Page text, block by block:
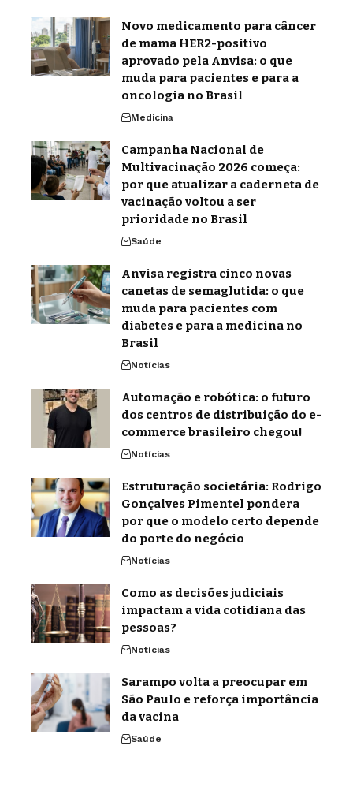
Novo medicamento para câncer
de mama HER2-positivo
aprovado pela Anvisa: o que
muda para pacientes e para a
oncologia no Brasil
Medicina
Campanha Nacional de
Multivacinação 2026 começa:
por que atualizar a caderneta de
vacinação voltou a ser
prioridade no Brasil
Saúde
Anvisa registra cinco novas
canetas de semaglutida: o que
muda para pacientes com
diabetes e para a medicina no
Brasil
Notícias
Automação e robótica: o futuro
dos centros de distribuição do e-
commerce brasileiro chegou!
Notícias
Estruturação societária: Rodrigo
Gonçalves Pimentel pondera
por que o modelo certo depende
do porte do negócio
Notícias
Como as decisões judiciais
impactam a vida cotidiana das
pessoas?
Notícias
Sarampo volta a preocupar em
São Paulo e reforça importância
da vacina
Saúde